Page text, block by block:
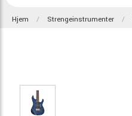
Hjem Strengeinstrumenter